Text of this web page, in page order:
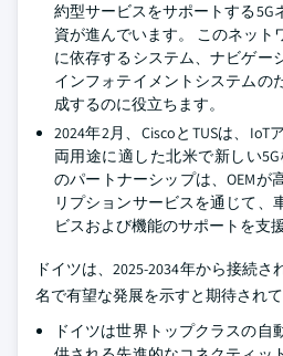
約型サービスをサポートする5G
資が進んでいます。 このネット
に依存するシステム、ナビゲー
インフォテイメントシステムの
成するのに役立ちます。
2024年2月、CiscoとTUSは、
両用途に適した北米で新しい
のパートナーシップは、OEMが
リプションサービスを通じて、
ビスおよび機能のサポートを支
ドイツは、2025-2034年から接続
名で有望な発展を示すと期待されて
ドイツは世界トップクラスの自